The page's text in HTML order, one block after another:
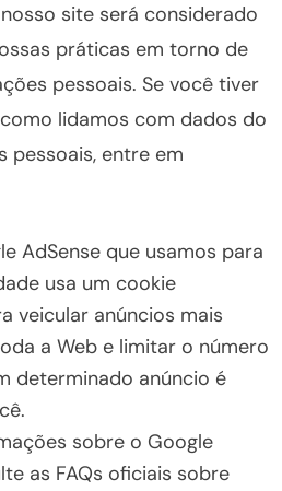
site será considerado
práticas em torno de
pessoais. Se você tiver
lidamos com dados do
pessoais, entre em
AdSense que usamos para
usa um cookie
veicular anúncios mais
a Web e limitar o número
determinado anúncio é
sobre o Google
as FAQs oficiais sobre